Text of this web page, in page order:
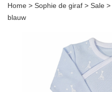
Home > Sophie de giraf > Sale >
blauw